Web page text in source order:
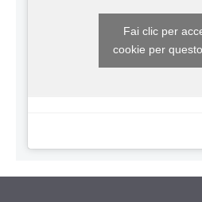
Fai clic per
cookie per